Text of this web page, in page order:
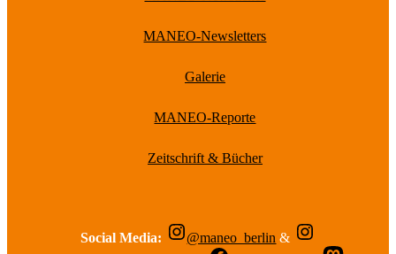
MANEO-Newsletters
Galerie
MANEO-Reporte
Zeitschrift & Bücher
Social Media: @maneo_berlin &